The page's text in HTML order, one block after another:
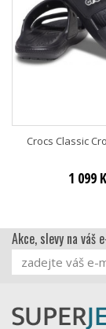
Crocs Classic
1 099
Akce, slevy na váš